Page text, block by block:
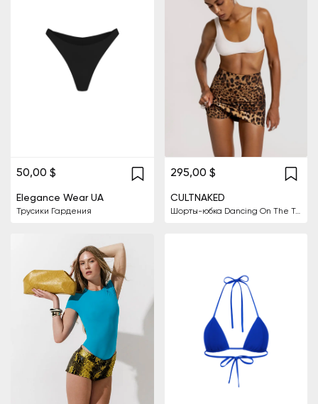
50,00 $
Elegance Wear UA
Трусики Гардения
295,00 $
CULTNAKED
Шорты-юбка Dancing On The Table с леопардовым принтом